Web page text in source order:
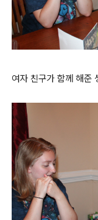
여자 친구가 함께 해준